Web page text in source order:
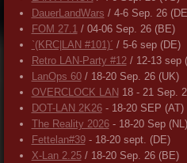
DauerLandWars / 4-6 Sep. 26
FOM 27.1/ 04-06 Sep. 26 (BE)
`(KRC|LAN #101)´ / 5-6 sep (DE)
Retro LAN-Party #12/ 12-13 sep
LanOps 60/ 18-20 Sep. 26 (UK)
OVERCLOCK LAN 18 - 21 Sep.
DOT-LAN 2K26- 18-20 SEP (AT)
The Reality 2026- 18-20 Sep (NL)
Fettelan#39- 18-20 sept. (DE)
X-Lan 2.25/ 18-20 Sep. 26 (BE)